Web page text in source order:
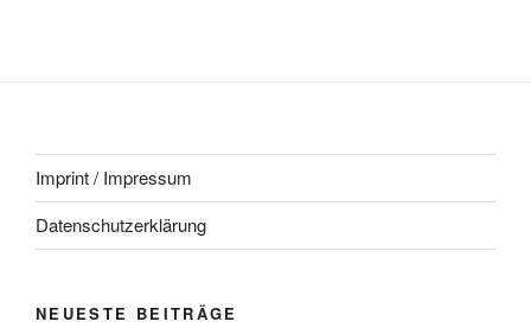
Imprint / Impressum
Datenschutzerklärung
NEUESTE BEITRÄGE